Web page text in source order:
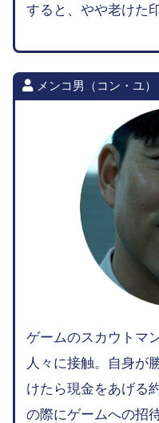
すると、やや老けた印
メンコ男（コン・ユ）
ゲームのスカウトマ
人々に接触。自身が
けたら現金をあげる
の際にゲームへの招